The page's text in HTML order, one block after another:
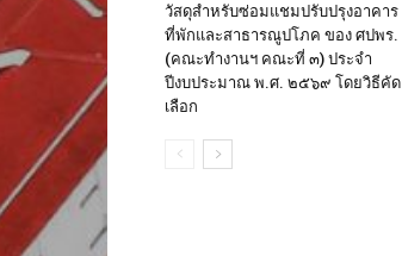
วัสดุสำหรับซ่อมแชมปรับปรุงอาคาร
ที่พักและสาธารณูปโภค ของ ศปพร.
(คณะทำงานฯ คณะที่ ๓) ประจำ
ปีงบประมาณ พ.ศ. ๒๕๖๙ โดยวิธีคัด
เลือก